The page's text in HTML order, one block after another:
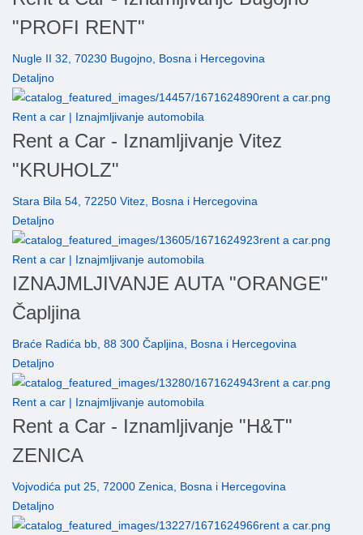
"PROFI RENT"
Nugle II 32, 70230 Bugojno, Bosna i Hercegovina
Detaljno
Rent a car | Iznajmljivanje automobila
Rent a Car - Iznamljivanje Vitez
"KRUHOLZ"
Stara Bila 54, 72250 Vitez, Bosna i Hercegovina
Detaljno
Rent a car | Iznajmljivanje automobila
IZNAJMLJIVANJE AUTA "ORANGE"
Čapljina
Braće Radića bb, 88 300 Čapljina, Bosna i Hercegovina
Detaljno
Rent a car | Iznajmljivanje automobila
Rent a Car - Iznamljivanje "H&T"
ZENICA
Vojvodića put 25, 72000 Zenica, Bosna i Hercegovina
Detaljno